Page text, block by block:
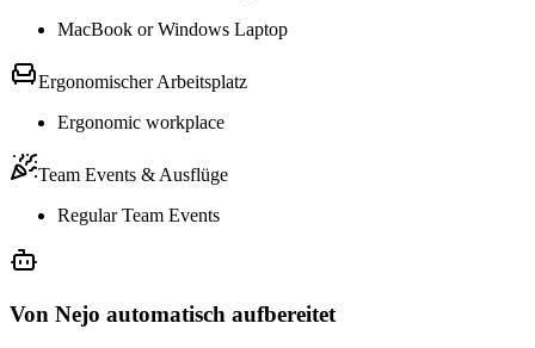
MacBook or Windows Laptop
Ergonomischer Arbeitsplatz
Ergonomic workplace
Team Events & Ausflüge
Regular Team Events
Von Nejo automatisch aufbereitet